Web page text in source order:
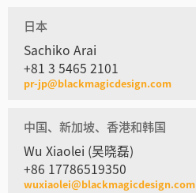
日本
Sachiko Arai
+81 3 5465 2101
pr-jp@blackmagicdesign.com
中国、新加坡、香港和韩国
Wu Xiaolei (吴晓磊)
+86 17786519350
wuxiaolei@blackmagicdesign.com